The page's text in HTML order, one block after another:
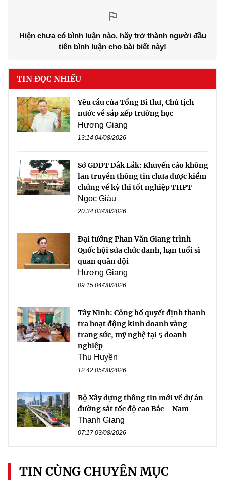
Hiện chưa có bình luận nào, hãy trở thành người đầu
tiên bình luận cho bài biết này!
TIN ĐỌC NHIỀU
Yêu cầu của Tổng Bí thư, Chủ tịch
nước về sắp xếp trường học
Hương Giang
13:14 04/08/2026
Sở GDĐT Đắk Lắk: Khuyến cáo không
lan truyền thông tin chưa được kiểm
chứng về kỳ thi tốt nghiệp THPT
Ngọc Giàu
20:34 03/08/2026
Đại tướng Phan Văn Giang trình
Quốc hội sửa chức danh, hạn tuổi sĩ
quan quân đội
Hương Giang
09:15 04/08/2026
Tây Ninh: Công bố quyết định thanh
tra hoạt động kinh doanh vàng
trang sức, mỹ nghệ tại 5 doanh
nghiệp
Thu Huyền
12:42 05/08/2026
Bộ Xây dựng thông tin mới về dự án
đường sắt tốc độ cao Bắc – Nam
Thanh Giang
07:17 03/08/2026
TIN CÙNG CHUYÊN MỤC